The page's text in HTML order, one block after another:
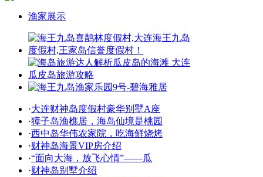
渔家展示
·大连财神岛度假村豪华别墅A座
·獐子岛渔樵居，海岛仙境是桃园
·西中岛华伟农家院，吃海鲜烧烤
·财神岛海景VIP房介绍
·“面向大海，放飞心情”——瓜
·财神岛别墅介绍